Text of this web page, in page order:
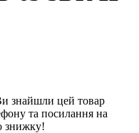
знайшли цей товар
та посилання на